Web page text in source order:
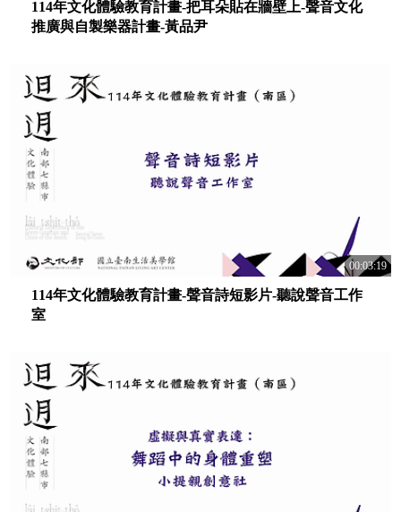
114年文化體驗教育計畫-把耳朵貼在牆壁上-聲音文化
推廣與自製樂器計畫-黃品尹
00:03:19
114年文化體驗教育計畫-聲音詩短影片-聽說聲音工作
室